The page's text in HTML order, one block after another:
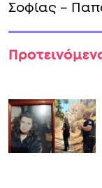
Για τη
προτείνονται